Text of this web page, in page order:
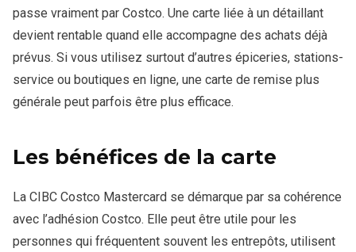
passe vraiment par Costco. Une carte liée à un détaillant
devient rentable quand elle accompagne des achats déjà
prévus. Si vous utilisez surtout d’autres épiceries, stations-
service ou boutiques en ligne, une carte de remise plus
générale peut parfois être plus efficace.
Les bénéfices de la carte
La CIBC Costco Mastercard se démarque par sa cohérence
avec l’adhésion Costco. Elle peut être utile pour les
personnes qui fréquentent souvent les entrepôts, utilisent